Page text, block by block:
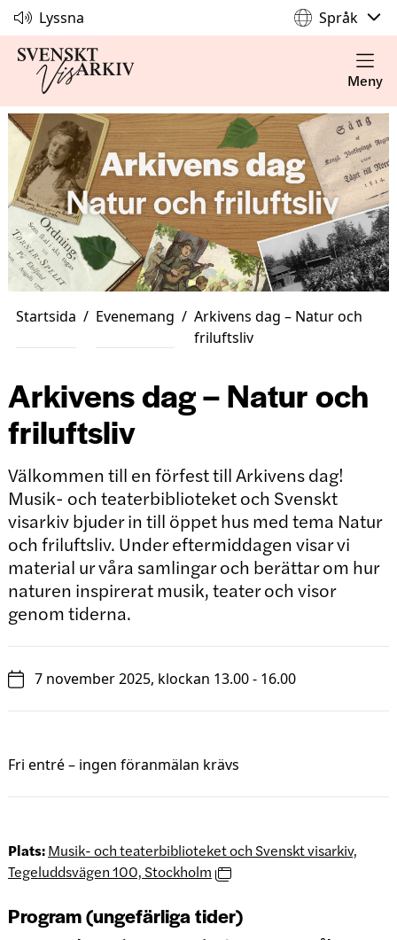
Lyssna Språk
Meny
Startsida / Evenemang / Arkivens dag – Natur och
friluftsliv
Arkivens dag – Natur och
friluftsliv
Välkommen till en förfest till Arkivens dag!
Musik- och teaterbiblioteket och Svenskt
visarkiv bjuder in till öppet hus med tema Natur
och friluftsliv. Under eftermiddagen visar vi
material ur våra samlingar och berättar om hur
naturen inspirerat musik, teater och visor
genom tiderna.
7 november 2025, klockan 13.00 - 16.00
Fri entré – ingen föranmälan krävs
Plats:Musik- och teaterbiblioteket och Svenskt visarkiv,
Tegeluddsvägen 100, Stockholm
Program (ungefärliga tider)